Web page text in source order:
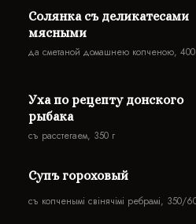
Солянка съ деликатесами
мясными
да сметаной домашнею копченою, 400
Уха по рецепту донского
рыбака
съ расстегаем, 350 г
Супъ гороховый
съ копченымi свiнячiмi ребрамi, 350/